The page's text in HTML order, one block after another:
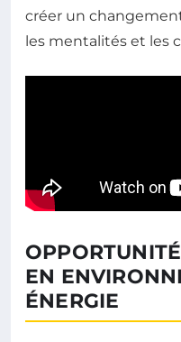
créer un
les mentalités et les
EN
ÉNERGIE